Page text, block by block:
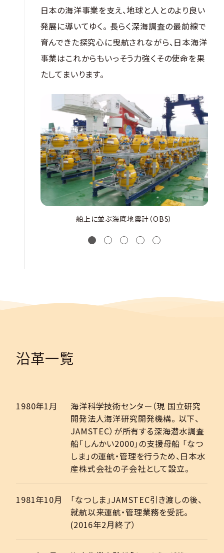
日本の海洋事業を支え、地球と人とのより良い
発展に導いてゆく。 長らく深海調査の最前線で
育んできた探究心に曳航されながら、日本海洋
事業はこれからもいっそう力強くその使命を果
たしてまいります。
船上に並ぶ海底地震計（OBS）
1 2 3 4 5
沿革一覧
1980年1月
海洋科学技術センター（現 国立研究
開発法人海洋研究開発機構。 以下、
JAMSTEC）が所有する深海潜水調査
船「しんかい2000」の支援母船 「なつ
しま」の運航・管理を行うため、日本水
産株式会社の子会社として設立。
1981年10月
「なつしま」JAMSTEC引き渡しの後、
就航以来運航・管理業務を受託。
(2016年2月終了）